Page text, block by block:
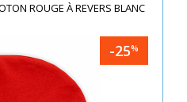
ROUGE À REVERS BLANC
-25%